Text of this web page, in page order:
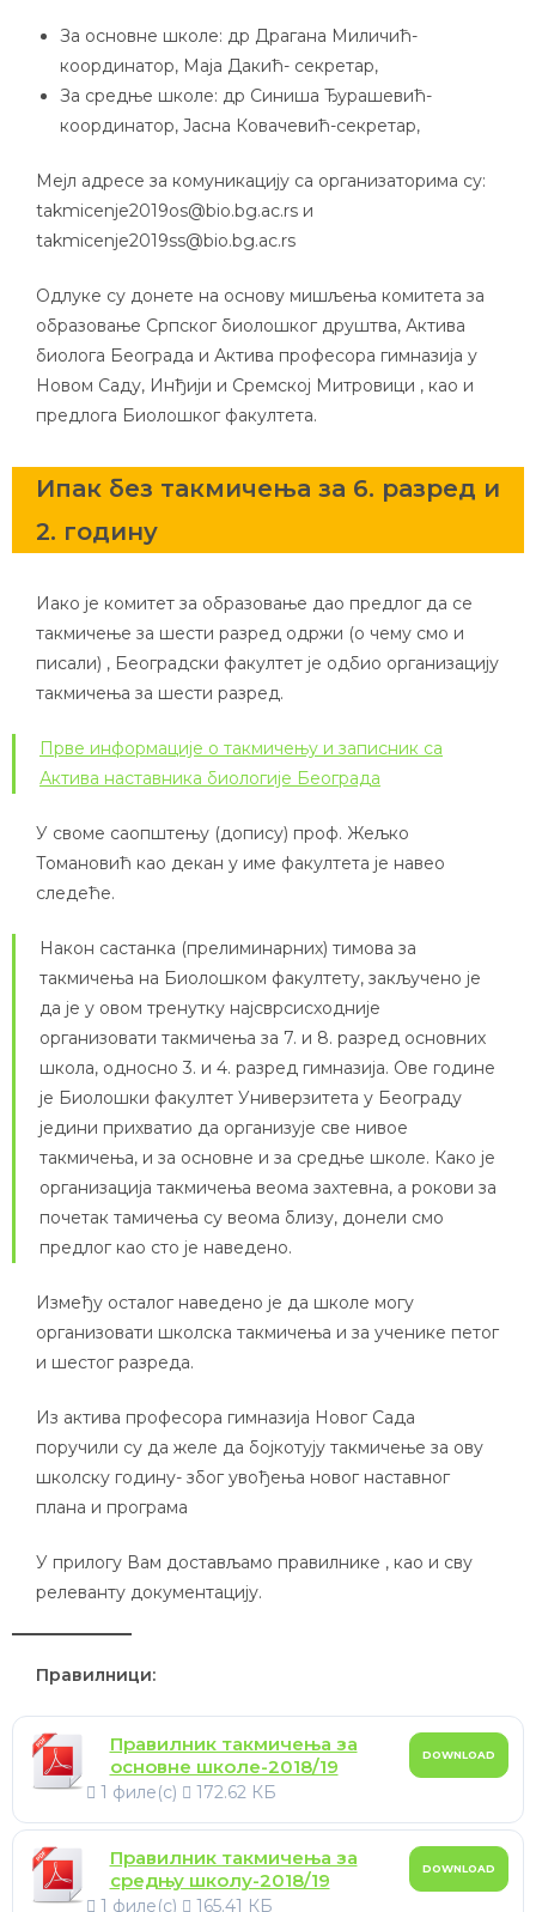
За основне школе: др Драгана Миличић-
координатор, Маја Дакић- секретар,
За средње школе: др Синиша Ђурашевић-
координатор, Јасна Ковачевић-секретар,
Мејл адресе за комуникацију са организаторима су:
takmicenje2019os@bio.bg.ac.rs и
takmicenje2019ss@bio.bg.ac.rs
Одлуке су донете на основу мишљења комитета за
образовање Српског биолошког друштва, Актива
биолога Београда и Актива професора гимназија у
Новом Саду, Инђији и Сремској Митровици , као и
предлога Биолошког факултета.
Ипак без такмичења за 6. разред и
2. годину
Иако је комитет за образовање дао предлог да се
такмичење за шести разред одржи (о чему смо и
писали) , Београдски факултет је одбио организацију
такмичења за шести разред.
Прве информације о такмичењу и записник са
Актива наставника биологије Београда
У своме саопштењу (допису) проф. Жељко
Томановић као декан у име факултета је навео
следеће.
Након састанка (прелиминарних) тимова за
такмичења на Биолошком факултету, закључено је
да је у овом тренутку најсврсисходније
организовати такмичења за 7. и 8. разред основних
школа, односно 3. и 4. разред гимназија. Ове године
је Биолошки факултет Универзитета у Београду
једини прихватио да организује све нивое
такмичења, и за основне и за средње школе. Како је
организација такмичења веома захтевна, а рокови за
почетак тамичења су веома близу, донели смо
предлог као сто је наведено.
Између осталог наведено је да школе могу
организовати школска такмичења и за ученике петог
и шестог разреда.
Из актива професора гимназија Новог Сада
поручили су да желе да бојкотују такмичење за ову
школску годину- због увођења новог наставног
плана и програма
У прилогу Вам достављамо правилнике , као и сву
релеванту документацију.
Правилници:
Правилник такмичења за
основне школе-2018/19
1 филе(с) 172.62 КБ
DOWNLOAD
Правилник такмичења за
средњу школу-2018/19
1 филе(с) 165.41 КБ
DOWNLOAD